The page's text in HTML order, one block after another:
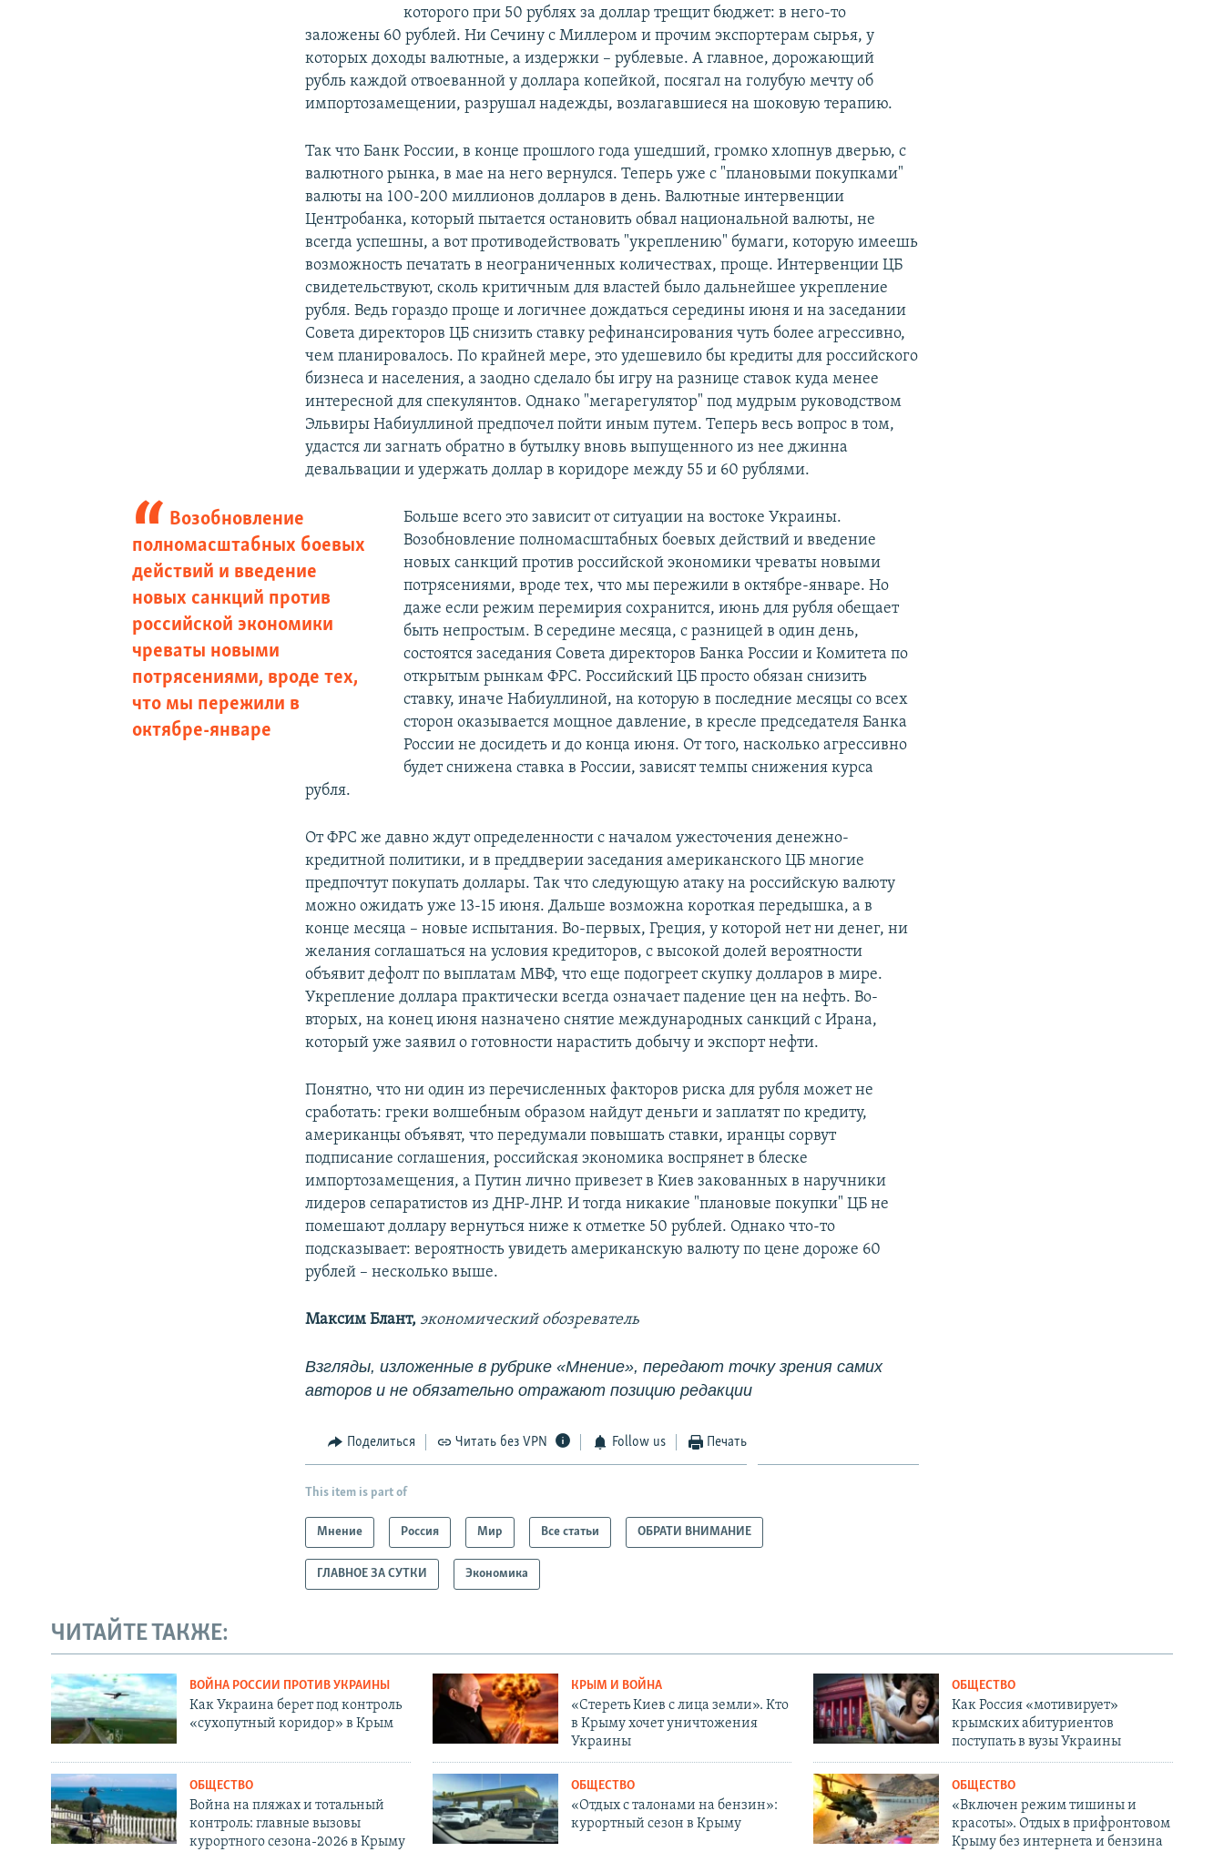
которого при 50 рублях за доллар трещит бюджет: в него-то
заложены 60 рублей. Ни Сечину с Миллером и прочим экспортерам сырья, у
которых доходы валютные, а издержки – рублевые. А главное, дорожающий
рубль каждой отвоеванной у доллара копейкой, посягал на голубую мечту об
импортозамещении, разрушал надежды, возлагавшиеся на шоковую терапию.
Так что Банк России, в конце прошлого года ушедший, громко хлопнув дверью, с
валютного рынка, в мае на него вернулся. Теперь уже с "плановыми покупками"
валюты на 100-200 миллионов долларов в день. Валютные интервенции
Центробанка, который пытается остановить обвал национальной валюты, не
всегда успешны, а вот противодействовать "укреплению" бумаги, которую имеешь
возможность печатать в неограниченных количествах, проще. Интервенции ЦБ
свидетельствуют, сколь критичным для властей было дальнейшее укрепление
рубля. Ведь гораздо проще и логичнее дождаться середины июня и на заседании
Совета директоров ЦБ снизить ставку рефинансирования чуть более агрессивно,
чем планировалось. По крайней мере, это удешевило бы кредиты для российского
бизнеса и населения, а заодно сделало бы игру на разнице ставок куда менее
интересной для спекулянтов. Однако "мегарегулятор" под мудрым руководством
Эльвиры Набиуллиной предпочел пойти иным путем. Теперь весь вопрос в том,
удастся ли загнать обратно в бутылку вновь выпущенного из нее джинна
девальвации и удержать доллар в коридоре между 55 и 60 рублями.
Возобновление
полномасштабных боевых
действий и введение
новых санкций против
российской экономики
чреваты новыми
потрясениями, вроде тех,
что мы пережили в
октябре-январе
Больше всего это зависит от ситуации на востоке Украины.
Возобновление полномасштабных боевых действий и введение
новых санкций против российской экономики чреваты новыми
потрясениями, вроде тех, что мы пережили в октябре-январе. Но
даже если режим перемирия сохранится, июнь для рубля обещает
быть непростым. В середине месяца, с разницей в один день,
состоятся заседания Совета директоров Банка России и Комитета по
открытым рынкам ФРС. Российский ЦБ просто обязан снизить
ставку, иначе Набиуллиной, на которую в последние месяцы со всех
сторон оказывается мощное давление, в кресле председателя Банка
России не досидеть и до конца июня. От того, насколько агрессивно
будет снижена ставка в России, зависят темпы снижения курса
рубля.
От ФРС же давно ждут определенности с началом ужесточения денежно-
кредитной политики, и в преддверии заседания американского ЦБ многие
предпочтут покупать доллары. Так что следующую атаку на российскую валюту
можно ожидать уже 13-15 июня. Дальше возможна короткая передышка, а в
конце месяца – новые испытания. Во-первых, Греция, у которой нет ни денег, ни
желания соглашаться на условия кредиторов, с высокой долей вероятности
объявит дефолт по выплатам МВФ, что еще подогреет скупку долларов в мире.
Укрепление доллара практически всегда означает падение цен на нефть. Во-
вторых, на конец июня назначено снятие международных санкций с Ирана,
который уже заявил о готовности нарастить добычу и экспорт нефти.
Понятно, что ни один из перечисленных факторов риска для рубля может не
сработать: греки волшебным образом найдут деньги и заплатят по кредиту,
американцы объявят, что передумали повышать ставки, иранцы сорвут
подписание соглашения, российская экономика воспрянет в блеске
импортозамещения, а Путин лично привезет в Киев закованных в наручники
лидеров сепаратистов из ДНР-ЛНР. И тогда никакие "плановые покупки" ЦБ не
помешают доллару вернуться ниже к отметке 50 рублей. Однако что-то
подсказывает: вероятность увидеть американскую валюту по цене дороже 60
рублей – несколько выше.
Максим Блант, экономический обозреватель
Взгляды, изложенные в рубрике «Мнение», передают точку зрения самих
авторов и не обязательно отражают позицию редакции
Поделиться Читать без VPN Follow us Печать
This item is part of
Мнение Россия Мир Все статьи ОБРАТИ ВНИМАНИЕ
ГЛАВНОЕ ЗА СУТКИ Экономика
ЧИТАЙТЕ ТАКЖЕ:
ВОЙНА РОССИИ ПРОТИВ УКРАИНЫ
Как Украина берет под контроль
«сухопутный коридор» в Крым
КРЫМ И ВОЙНА
«Стереть Киев с лица земли». Кто
в Крыму хочет уничтожения
Украины
ОБЩЕСТВО
Как Россия «мотивирует»
крымских абитуриентов
поступать в вузы Украины
ОБЩЕСТВО
Война на пляжах и тотальный
контроль: главные вызовы
курортного сезона-2026 в Крыму
ОБЩЕСТВО
«Отдых с талонами на бензин»:
курортный сезон в Крыму
ОБЩЕСТВО
«Включен режим тишины и
красоты». Отдых в прифронтовом
Крыму без интернета и бензина